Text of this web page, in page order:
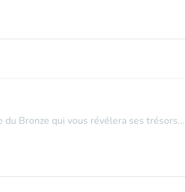
Bronze qui vous révélera ses trésors...